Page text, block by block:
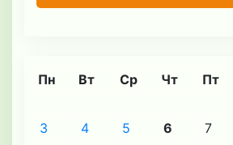
Пн Вт Ср Чт Пт
3
4 5 6 7